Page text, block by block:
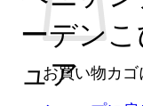
お買い物カゴ
ーデン
ュア